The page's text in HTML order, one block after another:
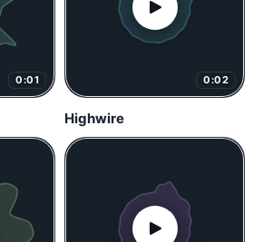
0:01 0:02
Highwire